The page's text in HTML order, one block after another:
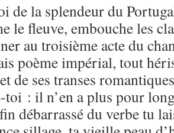
de la splendeur du
le fleuve, embouche les
au troisième acte du
poème impérial, tout
de ses transes
: il n’en a plus pour
débarrassé du verbe tu